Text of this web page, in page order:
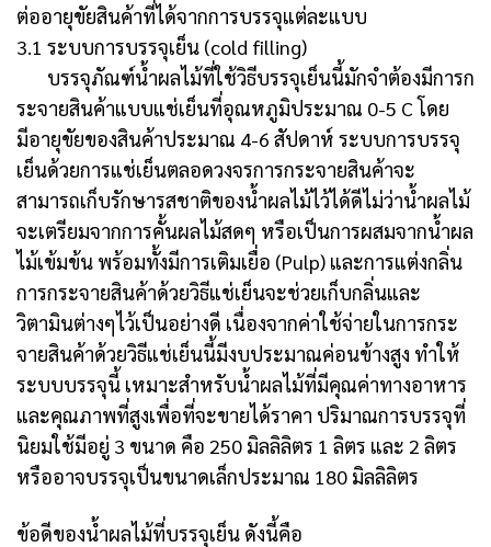
ต่ออายุขัยสินค้าที่ได้จากการบรรจุแต่ละแบบ
3.1 ระบบการบรรจุเย็น (cold filling)
บรรจุภัณฑ์น้ำผลไม้ที่ใช้วิธีบรรจุเย็นนี้มักจำต้องมีการก
ระจายสินค้าแบบแช่เย็นที่อุณหภูมิประมาณ 0-5 C โดย
มีอายุขัยของสินค้าประมาณ 4-6 สัปดาห์ ระบบการบรรจุ
เย็นด้วยการแช่เย็นตลอดวงจรการกระจายสินค้าจะ
สามารถเก็บรักษารสชาติของน้ำผลไม้ไว้ได้ดีไม่ว่าน้ำผลไม้
จะเตรียมจากการคั้นผลไม้สดๆ หรือเป็นการผสมจากน้ำผล
ไม้เข้มข้น พร้อมทั้งมีการเติมเยื่อ (Pulp) และการแต่งกลิ่น
การกระจายสินค้าด้วยวิธีแช่เย็นจะช่วยเก็บกลิ่นและ
วิตามินต่างๆไว้เป็นอย่างดี เนื่องจากค่าใช้จ่ายในการกระ
จายสินค้าด้วยวิธีแช่เย็นนี้มีงบประมาณค่อนข้างสูง ทำให้
ระบบบรรจุนี้ เหมาะสำหรับน้ำผลไม้ที่มีคุณค่าทางอาหาร
และคุณภาพที่สูงเพื่อที่จะขายได้ราคา ปริมาณการบรรจุที่
นิยมใช้มีอยู่ 3 ขนาด คือ 250 มิลลิลิตร 1 ลิตร และ 2 ลิตร
หรืออาจบรรจุเป็นขนาดเล็กประมาณ 180 มิลลิลิตร
ข้อดีของน้ำผลไม้ที่บรรจุเย็น ดังนี้คือ